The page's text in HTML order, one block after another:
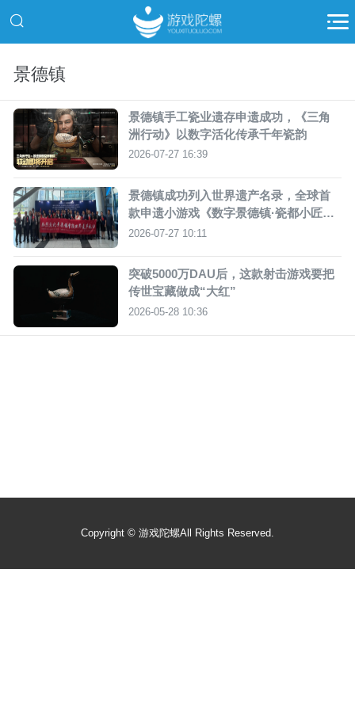
景德镇
景德镇手工瓷业遗存申遗成功，《三角
洲行动》以数字活化传承千年瓷韵
2026-07-27 16:39
景德镇成功列入世界遗产名录，全球首
款申遗小游戏《数字景德镇·瓷都小匠》
上线
2026-07-27 10:11
突破5000万DAU后，这款射击游戏要把
传世宝藏做成“大红”
2026-05-28 10:36
Copyright © 游戏陀螺All Rights Reserved.